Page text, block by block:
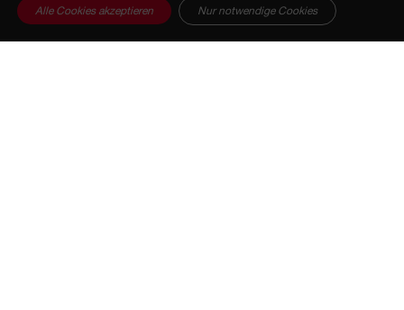
Alle Cookies akzeptieren Nur notwendige Cookies